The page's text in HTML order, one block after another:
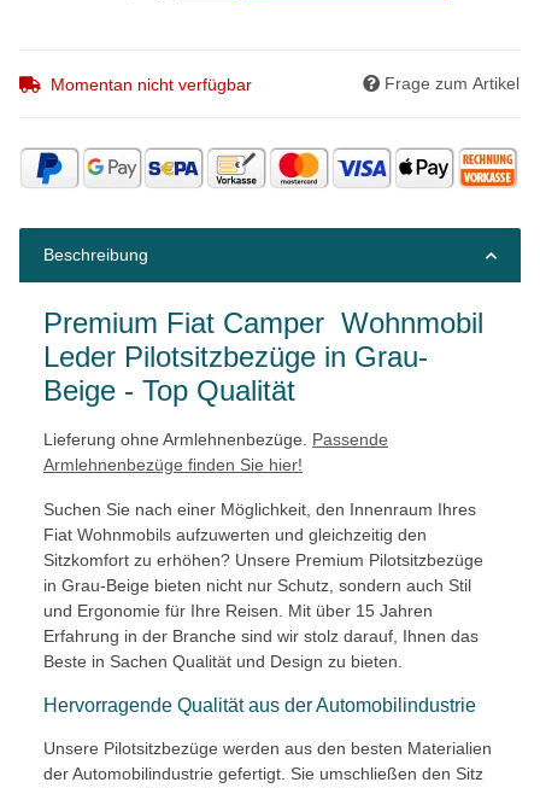
Momentan nicht verfügbar Frage zum Artikel
Beschreibung
Premium Fiat Camper Wohnmobil
Leder Pilotsitzbezüge in Grau-
Beige - Top Qualität
Lieferung ohne Armlehnenbezüge. Passende
Armlehnenbezüge finden Sie hier!
Suchen Sie nach einer Möglichkeit, den Innenraum Ihres
Fiat Wohnmobils aufzuwerten und gleichzeitig den
Sitzkomfort zu erhöhen? Unsere Premium Pilotsitzbezüge
in Grau-Beige bieten nicht nur Schutz, sondern auch Stil
und Ergonomie für Ihre Reisen. Mit über 15 Jahren
Erfahrung in der Branche sind wir stolz darauf, Ihnen das
Beste in Sachen Qualität und Design zu bieten.
Hervorragende Qualität aus der Automobilindustrie
Unsere Pilotsitzbezüge werden aus den besten Materialien
der Automobilindustrie gefertigt. Sie umschließen den Sitz